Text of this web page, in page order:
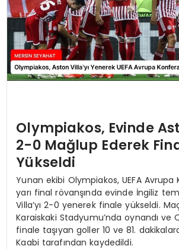
Olympiakos, Evinde
2-0 Mağlup Ederek
Yükseldi
Yunan ekibi Olympiakos, UEFA Avrupa
yarı final rövanşında evinde İngiliz
Villa’yı 2-0 yenerek finale yükseldi.
Karaiskaki Stadyumu’nda oynandı ve
finale taşıyan goller 10 ve 81.
Kaabi tarafından kaydedildi.